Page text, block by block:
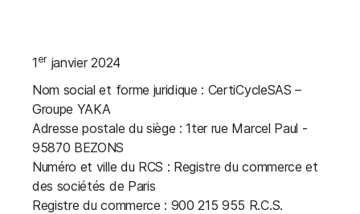
1 er janvier 2024
Nom social et forme juridique : CertiCycleSAS –
Groupe YAKA
Adresse postale du siège : 1ter rue Marcel Paul -
95870 BEZONS
Numéro et ville du RCS : Registre du commerce et
des sociétés de Paris
Registre du commerce : 900 215 955 R.C.S.